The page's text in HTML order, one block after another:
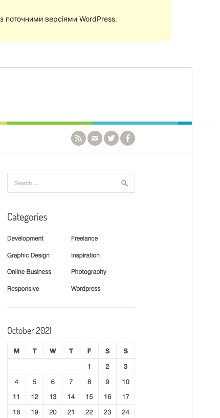
поточними версіями WordPress.
installations
1 000+